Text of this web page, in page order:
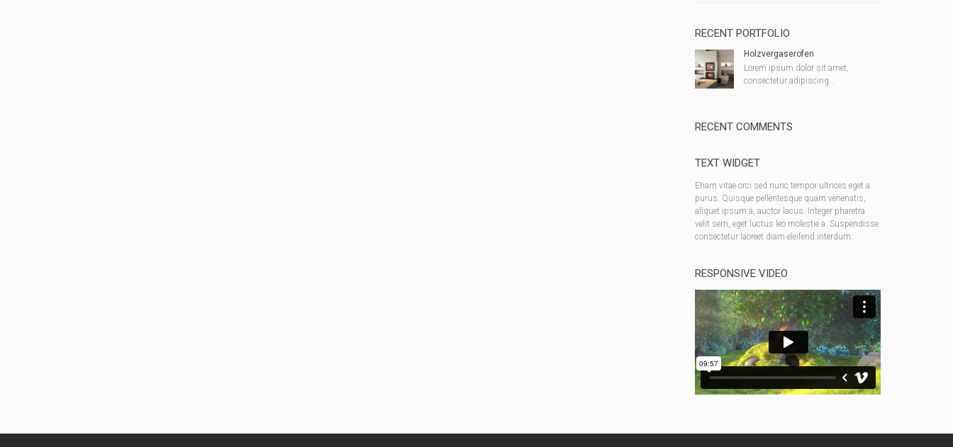
RECENT PORTFOLIO
Holzvergaserofen
Lorem ipsum dolor sit amet,
consectetur adipiscing...
RECENT COMMENTS
TEXT WIDGET
Etiam vitae orci sed nunc tempor ultrices eget a
purus. Quisque pellentesque quam venenatis,
aliquet ipsum a, auctor lacus. Integer pharetra
velit sem, eget luctus leo molestie a. Suspendisse
consectetur laoreet diam eleifend interdum.
RESPONSIVE VIDEO